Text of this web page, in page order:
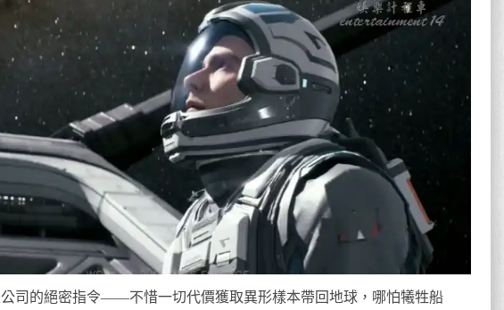
公司的絕密指令——不惜一切代價獲取異形樣本帶回地球，哪怕犧牲船